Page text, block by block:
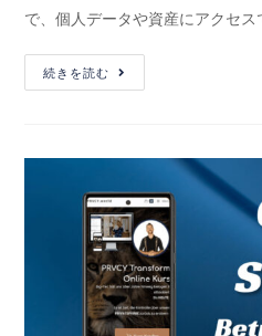
で、個人データや資産にアクセス
続きを読む